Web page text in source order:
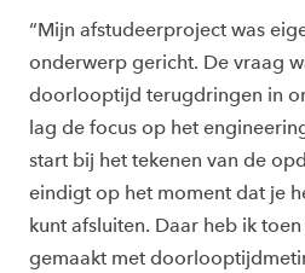
“Mijn afstudeerproject was
onderwerp gericht. De vraag
doorlooptijd terugdringen in
lag de focus op het
start bij het tekenen van de
eindigt op het moment dat je
kunt afsluiten. Daar heb ik
gemaakt met